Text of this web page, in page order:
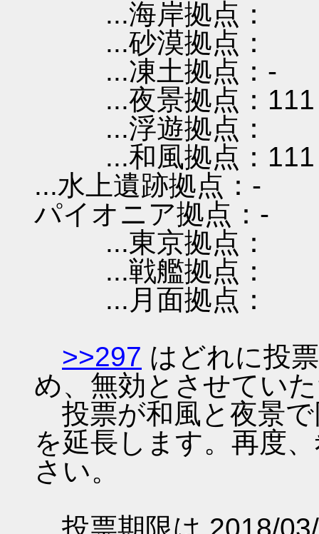
...海岸拠点：
...砂漠拠点：
...凍土拠点：-
...夜景拠点：111
...浮遊拠点：
...和風拠点：111
...水上遺跡拠点：-
パイオニア拠点：-
...東京拠点：
...戦艦拠点：
...月面拠点：
>>297 はどれに投
め、無効とさせてい
投票が和風と夜景で
を延長します。再度
さい。